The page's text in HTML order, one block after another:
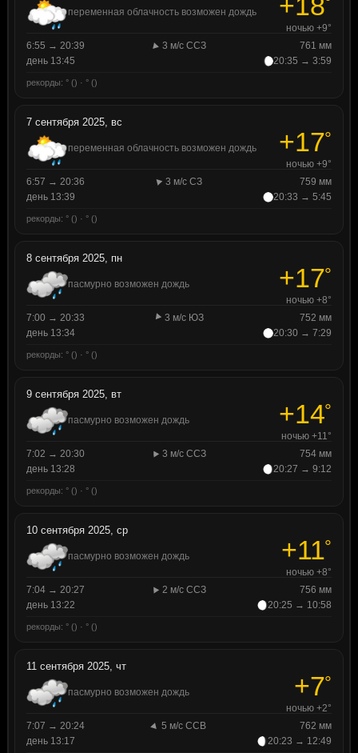
переменная облачность возможен дождь
ночью +9°
6:55 → 20:39
3 м/с ССЗ
761 мм
день 13:45
20:35 → 3:59
рекорды: ° () · ° ()
7 сентября 2025, вс
переменная облачность возможен дождь +17°
ночью +9°
6:57 → 20:36
3 м/с СЗ
759 мм
день 13:39
20:33 → 5:45
рекорды: ° () · ° ()
8 сентября 2025, пн
пасмурно возможен дождь +17°
ночью +8°
7:00 → 20:33
3 м/с ЮЗ
752 мм
день 13:34
20:30 → 7:29
рекорды: ° () · ° ()
9 сентября 2025, вт
пасмурно возможен дождь +14°
ночью +11°
7:02 → 20:30
3 м/с ССЗ
754 мм
день 13:28
20:27 → 9:12
рекорды: ° () · ° ()
10 сентября 2025, ср
пасмурно возможен дождь +11°
ночью +8°
7:04 → 20:27
2 м/с ССЗ
756 мм
день 13:22
20:25 → 10:58
рекорды: ° () · ° ()
11 сентября 2025, чт
пасмурно возможен дождь +7°
ночью +2°
7:07 → 20:24
5 м/с ССВ
762 мм
день 13:17
20:23 → 12:49